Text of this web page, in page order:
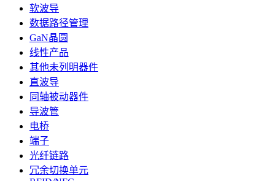
软波导
数据路径管理
GaN晶圆
线性产品
其他未列明器件
直波导
同轴被动器件
导波管
电桥
端子
光纤链路
冗余切换单元